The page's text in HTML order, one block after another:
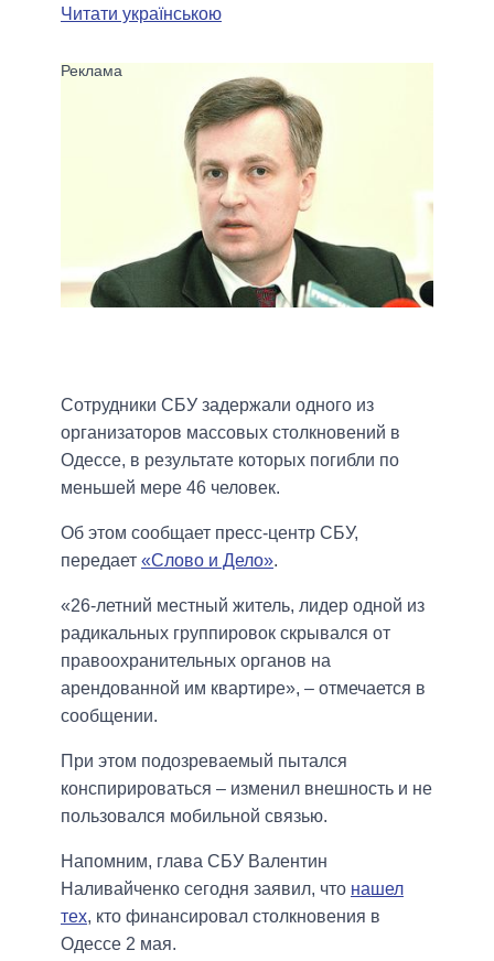
Читати українською
Сотрудники СБУ задержали одного из
организаторов массовых столкновений в
Одессе, в результате которых погибли по
меньшей мере 46 человек.
Об этом сообщает пресс-центр СБУ,
передает «Слово и Дело».
«26-летний местный житель, лидер одной из
радикальных группировок скрывался от
правоохранительных органов на
арендованной им квартире», – отмечается в
сообщении.
При этом подозреваемый пытался
конспирироваться – изменил внешность и не
пользовался мобильной связью.
Напомним, глава СБУ Валентин
Наливайченко сегодня заявил, что нашел
тех, кто финансировал столкновения в
Одессе 2 мая.